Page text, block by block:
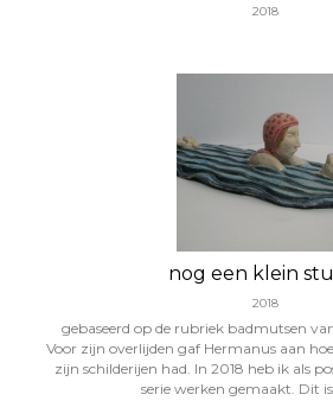
2018
nog een klein
2018
gebaseerd op de rubriek badmutsen
Voor zijn overlijden gaf Hermanus aan
zijn schilderijen had. In 2018 heb ik als
serie werken gemaakt. Dit is